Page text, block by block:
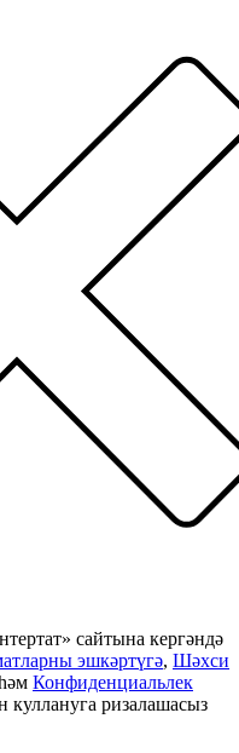
сайтына кергәндә
эшкәртүгә, Шәхси
Конфиденциальлек
куллануга ризалашасыз